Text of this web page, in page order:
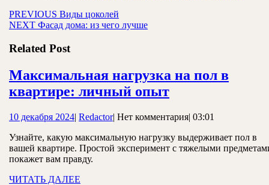
Навигация
по
записям
PREVIOUS Предыдущая
запись:
Виды цоколей
NEXT Следующая
Фасад дома: из чего лучше
Related Post
Максимальная нагрузка на пол в
квартире: личный опытМаксимальная
на
пол
в
10 декабря 202410
2024
| RedactorRedactor
| Нет комментария| 03:01
Узнайте, какую максимальную нагрузку выдерживает пол в
вашей квартире. Простой эксперимент с тяжелыми
покажет вам правду.
ЧИТАТЬ ДАЛЕЕ